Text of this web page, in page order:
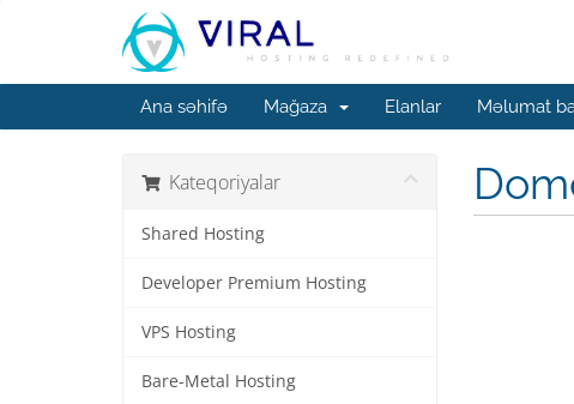
Ana səhifə Mağaza Elanlar Məlumat
Kateqoriyalar
Shared Hosting
Developer Premium Hosting
VPS Hosting
Bare-Metal Hosting